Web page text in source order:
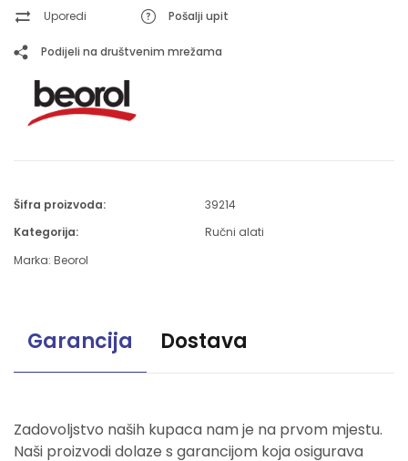
Uporedi Pošalji upit
Podijeli na društvenim mrežama
Šifra proizvoda:
39214
Kategorija:
Ručni alati
Marka: Beorol
Garancija Dostava
Zadovoljstvo naših kupaca nam je na prvom mjestu.
Naši proizvodi dolaze s garancijom koja osigurava